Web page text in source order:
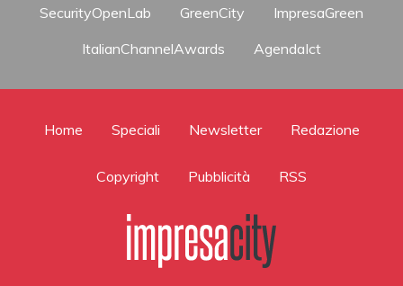
SecurityOpenLab
GreenCity
ImpresaGreen
ItalianChannelAwards
AgendaIct
Home Speciali Newsletter Redazione
Copyright Pubblicità RSS